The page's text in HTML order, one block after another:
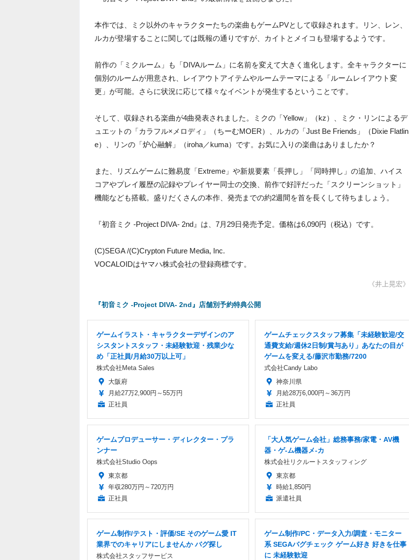
本作では、ミク以外のキャラクターたちの楽曲もゲームPVとして収録されます。リン、レン、
ルカが登場することに関しては既報の通りですが、カイトとメイコも登場するようです。
前作の「ミクルーム」も「DIVAルーム」に名前を変えて大きく進化します。全キャラクターに
個別のルームが用意され、レイアウトアイテムやルームテーマによる「ルームレイアウト変
更」が可能。さらに状況に応じて様々なイベントが発生するということです。
そして、収録される楽曲が4曲発表されました。ミクの「Yellow」（kz）、ミク・リンによるデ
ュエットの「カラフル×メロディ」（ちーむMOER）、ルカの「Just Be Friends」（Dixie Flatlin
e）、リンの「炉心融解」（iroha／kuma）です。お気に入りの楽曲はありましたか？
また、リズムゲームに難易度「Extreme」や新規要素「長押し」「同時押し」の追加、ハイス
コアやプレイ履歴の記録やプレイヤー同士の交換、前作で好評だった「スクリーンショット」
機能なども搭載。盛りだくさんの本作、発売までの約2週間を首を長くして待ちましょう。
『初音ミク ‐Project DIVA‐ 2nd』は、7月29日発売予定。価格は6,090円（税込）です。
(C)SEGA /(C)Crypton Future Media, Inc.
VOCALOIDはヤマハ株式会社の登録商標です。
《井上晃宏》
『初音ミク ‐Project DIVA‐ 2nd』店舗別予約特典公開
ゲームイラスト・キャラクターデザインのア
シスタントスタッフ・未経験歓迎・残業少な
め「正社員/月給30万以上可」
株式会社Meta Sales
大阪府
月給27万2,900円～55万円
正社員
ゲームチェックスタッフ募集「未経験歓迎/交
通費支給/週休2日制/賞与あり」あなたの目が
ゲームを変える/藤沢市勤務/7200
式会社Candy Labo
神奈川県
月給28万6,000円～36万円
正社員
ゲームプロデューサー・ディレクター・プラ
ンナー
株式会社Studio Oops
東京都
年収280万円～720万円
正社員
「大人気ゲーム会社」総務事務/家電・AV機
器・ゲ-ム機器メ-カ
株式会社リクルートスタッフィング
東京都
時給1,850円
派遣社員
ゲーム制作/テスト・評価/SE そのゲーム愛 IT
業界でのキャリアにしませんか バグ探し
株式会社スタッフサービス
ゲーム制作/PC・データ入力/調査・モニター
系 SEGAバグチェック ゲーム好き 好きを仕事
に 未経験歓迎